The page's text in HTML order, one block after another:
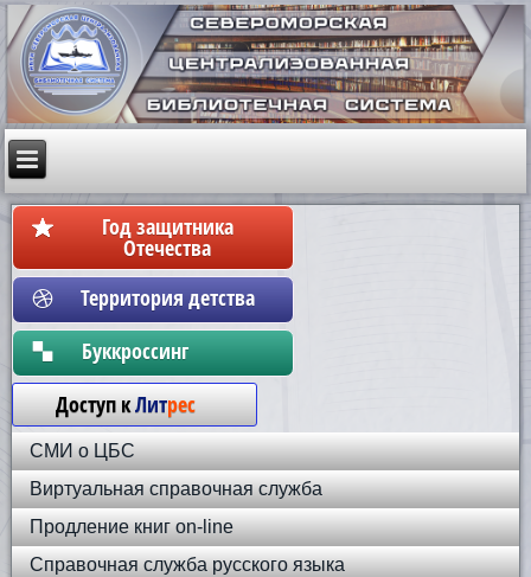
Год защитника
Отечества
Территория детства
Бyккpoccинг
Доступ кЛитрес
СМИ о ЦБС
Виртуальная справочная служба
Продление книг on-line
Справочная служба русского языка